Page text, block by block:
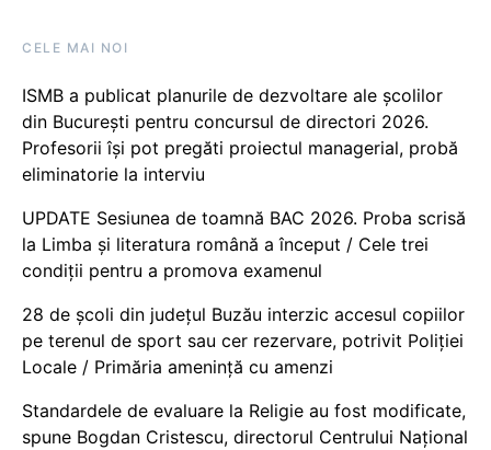
CELE MAI NOI
ISMB a publicat planurile de dezvoltare ale școlilor
din București pentru concursul de directori 2026.
Profesorii își pot pregăti proiectul managerial, probă
eliminatorie la interviu
UPDATE Sesiunea de toamnă BAC 2026. Proba scrisă
la Limba și literatura română a început / Cele trei
condiții pentru a promova examenul
28 de școli din județul Buzău interzic accesul copiilor
pe terenul de sport sau cer rezervare, potrivit Poliției
Locale / Primăria amenință cu amenzi
Standardele de evaluare la Religie au fost modificate,
spune Bogdan Cristescu, directorul Centrului Național